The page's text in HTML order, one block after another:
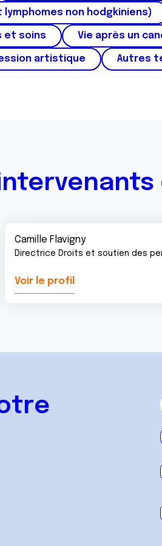
lymphomes non hodgkiniens)
et soins Vie après un
artistique Autres
Camille Flavigny
Directrice Droits et soutien des
Voir le profil